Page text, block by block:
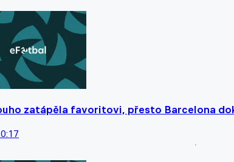
zatápěla favoritovi, přesto Barcelona